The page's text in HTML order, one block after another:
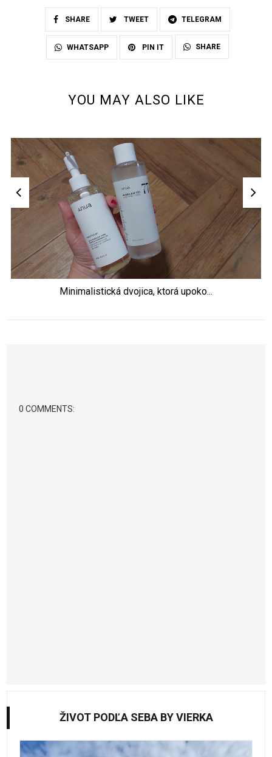
SHARE TWEET TELEGRAM
WHATSAPP PIN IT SHARE
YOU MAY ALSO LIKE
Minimalistická dvojica, ktorá upoko...
0 COMMENTS:
ŽIVOT PODĽA SEBA BY VIERKA